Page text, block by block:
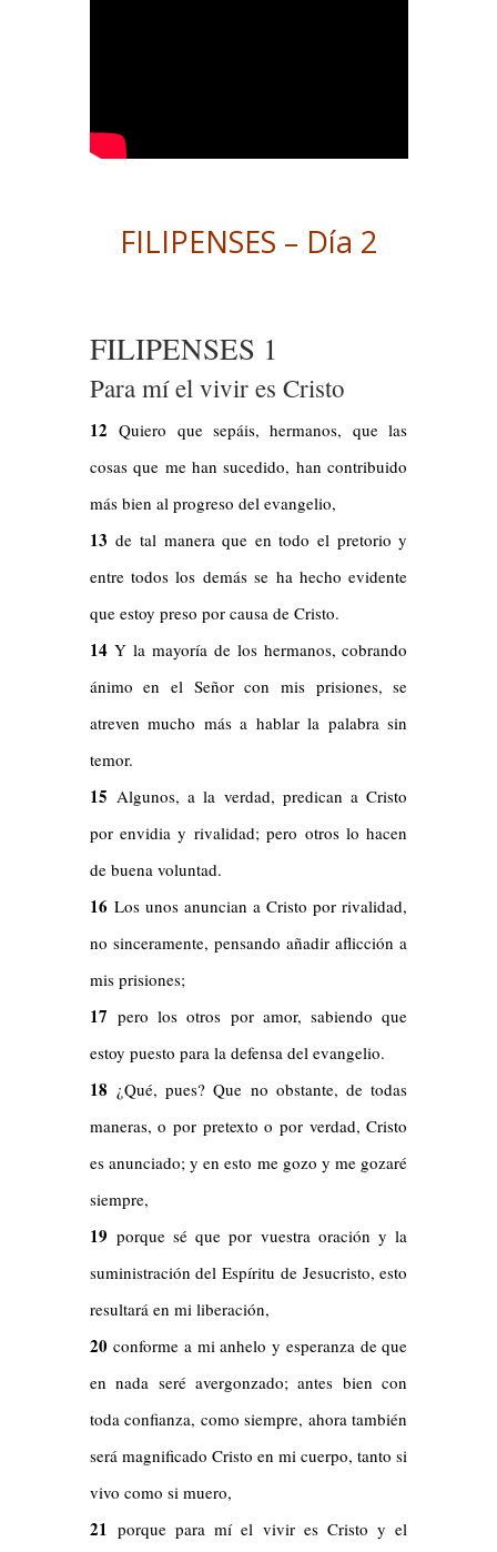
FILIPENSES – Día 2
FILIPENSES 1
Para mí el vivir es Cristo
12Quiero que sepáis, hermanos, que las
cosas que me han sucedido, han contribuido
más bien al progreso del evangelio,
13de tal manera que en todo el pretorio y
entre todos los demás se ha hecho evidente
que estoy preso por causa de Cristo.
14Y la mayoría de los hermanos, cobrando
ánimo en el Señor con mis prisiones, se
atreven mucho más a hablar la palabra sin
temor.
15 Algunos, a la verdad, predican a Cristo
por envidia y rivalidad; pero otros lo hacen
de buena voluntad.
16 Los unos anuncian a Cristo por rivalidad,
no sinceramente, pensando añadir aflicción a
mis prisiones;
17 pero los otros por amor, sabiendo que
estoy puesto para la defensa del evangelio.
18 ¿Qué, pues? Que no obstante, de todas
maneras, o por pretexto o por verdad, Cristo
es anunciado; y en esto me gozo y me gozaré
siempre,
19 porque sé que por vuestra oración y la
suministración del Espíritu de Jesucristo, esto
resultará en mi liberación,
20conforme a mi anhelo y esperanza de que
en nada seré avergonzado; antes bien con
toda confianza, como siempre, ahora también
será magnificado Cristo en mi cuerpo, tanto si
vivo como si muero,
21 porque para mí el vivir es Cristo y el